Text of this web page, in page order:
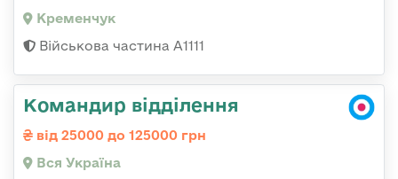
Кременчук
Військова частина А1111
Командир відділення
від 25000 до 125000 грн
Вся Україна